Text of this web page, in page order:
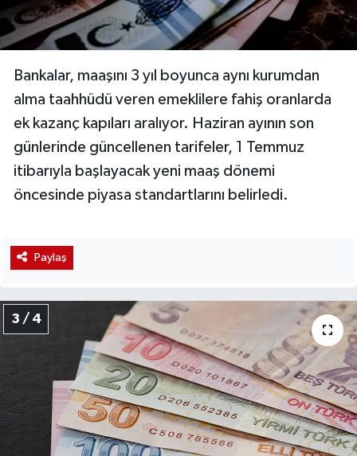
Bankalar, maaşını 3 yıl boyunca aynı kurumdan
alma taahhüdü veren emeklilere fahiş oranlarda
ek kazanç kapıları aralıyor. Haziran ayının son
günlerinde güncellenen tarifeler, 1 Temmuz
itibarıyla başlayacak yeni maaş dönemi
öncesinde piyasa standartlarını belirledi.
Paylaş
3 / 4